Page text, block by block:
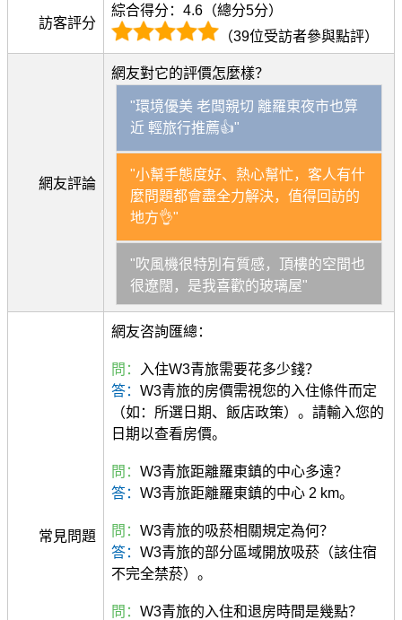
訪客評分
綜合得分：4.6（總分5分）
（39位受訪者參與點評）
網友評論
網友對它的評價怎麼樣？
"環境優美 老闆親切 離羅東夜市也算
近 輕旅行推薦👍"
"小幫手態度好、熱心幫忙，客人有什
麼問題都會盡全力解決，值得回訪的
地方👌"
"吹風機很特別有質感，頂樓的空間也
很遼闊，是我喜歡的玻璃屋"
常見問題
網友咨詢匯總：
問：
入住W3青旅需要花多少錢？
答： W3青旅的房價需視您的入住條件而定
（如：所選日期、飯店政策）。請輸入您的
日期以查看房價。
問： W3青旅距離羅東鎮的中心多遠？
答： W3青旅距離羅東鎮的中心 2 km。
問： W3青旅的吸菸相關規定為何？
答： W3青旅的部分區域開放吸菸（該住宿
不完全禁菸）。
問： W3青旅的入住和退房時間是幾點？